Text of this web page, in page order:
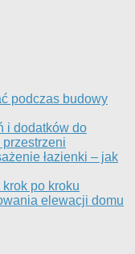
podczas budowy
i dodatków do
łazienki – jak
po kroku
elewacji domu